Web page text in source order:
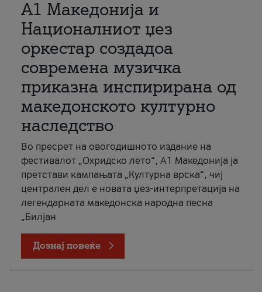
А1 Македонија и
Националниот џез
оркестар создадоа
современа музичка
приказна инспирирана од
македонското културно
наследство
Во пресрет на овогодишното издание на
фестивалот „Охридско лето“, А1 Македонија ја
претстави кампањата „Културна врска“, чиј
централен дел е новата џез-интерпретација на
легендарната македонска народна песна
„Билјан
Дознај повеќе